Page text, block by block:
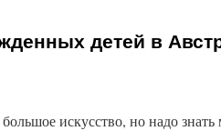
детей в
искусство, но надо знать